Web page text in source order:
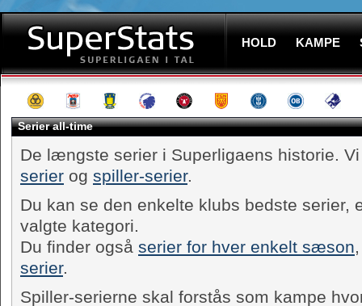
HOLD KAMPE
Serier all-time
De længste serier i Superligaens historie.
serier og spiller-serier.
Du kan se den enkelte klubs bedste serier,
valgte kategori.
Du finder også serier for hver enkelt sæson
serier.
Spiller-serierne skal forstås som kampe